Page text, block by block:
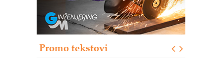
Promo tekstovi
Sigurnije ispitivanje transformatora u
solarnim elektranama i vetroparkovima
Pranje točkova na gradilištu- standard
modernog i odgovornog građenja
ROSA i SCHUNK podižu proizvodnju